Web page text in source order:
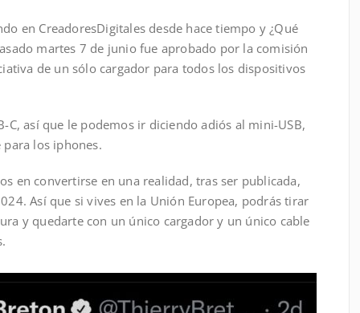
en CreadoresDigitales desde hace tiempo y ¿Qué
martes 7 de junio fue aprobado por la comisión
de un sólo cargador para todos los dispositivos
C, así que le podemos ir diciendo adiós al mini-USB,
los iphones.
en convertirse en una realidad, tras ser publicada,
Así que si vives en la Unión Europea, podrás tirar
y quedarte con un único cargador y un único cable